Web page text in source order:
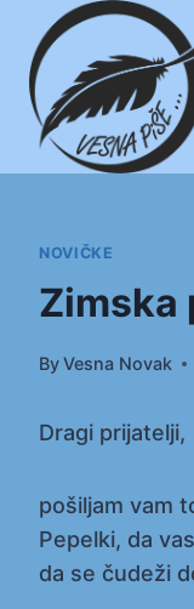
content
NOVIČKE
Zimska
ByVesna Novak
Dragi prijatelji,
pošiljam vam
Pepelki, da
da se čudeži